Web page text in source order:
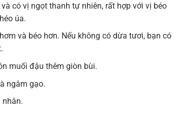
có vị ngọt thanh tự nhiên, rất hợp với vị béo
úa.
và béo hơn. Nếu không có dừa tươi, bạn có
muối đậu thêm giòn bùi.
ngâm gạo.